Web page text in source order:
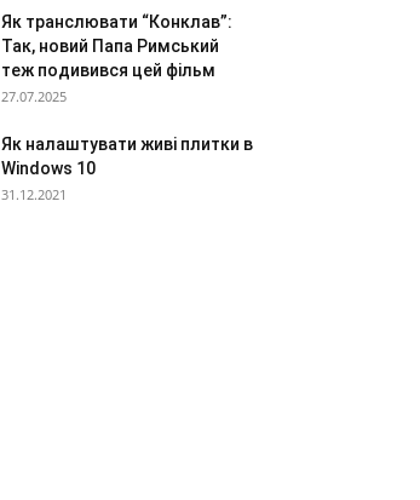
Як транслювати “Конклав”:
Так, новий Папа Римський
теж подивився цей фільм
27.07.2025
Як налаштувати живі плитки в
Windows 10
31.12.2021